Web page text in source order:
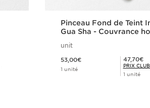
Pinceau Fond de Teint
Gua Sha - Couvrance
unit
53,00€
1 unité
Prix Club Clarins 47,70€
47,70€
PRIX
1 unité